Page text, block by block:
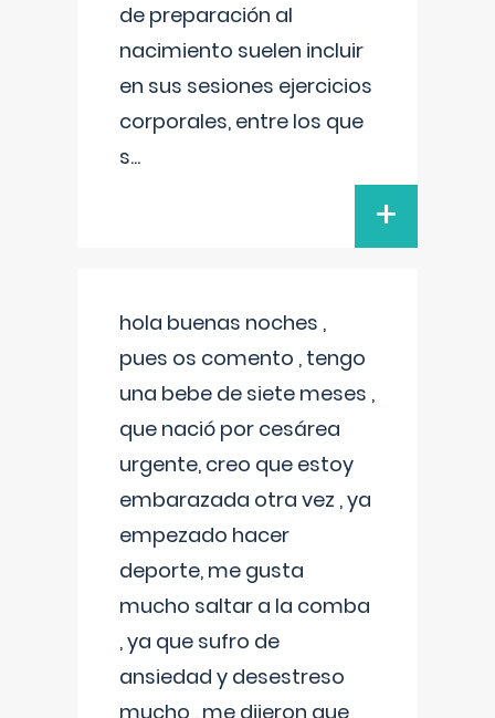
de preparación al
nacimiento suelen incluir
en sus sesiones ejercicios
corporales, entre los que
s...
+
hola buenas noches ,
pues os comento , tengo
una bebe de siete meses ,
que nació por cesárea
urgente, creo que estoy
embarazada otra vez , ya
empezado hacer
deporte, me gusta
mucho saltar a la comba
, ya que sufro de
ansiedad y desestreso
mucho , me dijeron que